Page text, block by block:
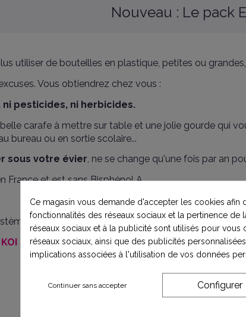
Nouveau : Le pack
utiliser de bouteilles en plastique, petites ou
Vous obtiendrez chez vous :
pesticides, ni herbicides.
carafe à mettre sur table et une jolie gourde qui
bureau ou en sortie scolaire...
sous votre évier, ne se change qu'une fois par an
France et est sans Bisphénol A.
est très économique puisque l'eau du robinet est
Ce magasin vous demande d'accepter les cookies afin
fonctionnalités des réseaux sociaux et la pertinence de
réseaux sociaux et à la publicité sont utilisés pour
réseaux sociaux, ainsi que des publicités
implications associées à l'utilisation de vos données
Continuer sans accepter Configurer